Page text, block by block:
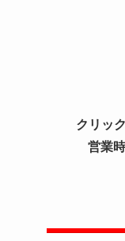
クリッ
営業
土